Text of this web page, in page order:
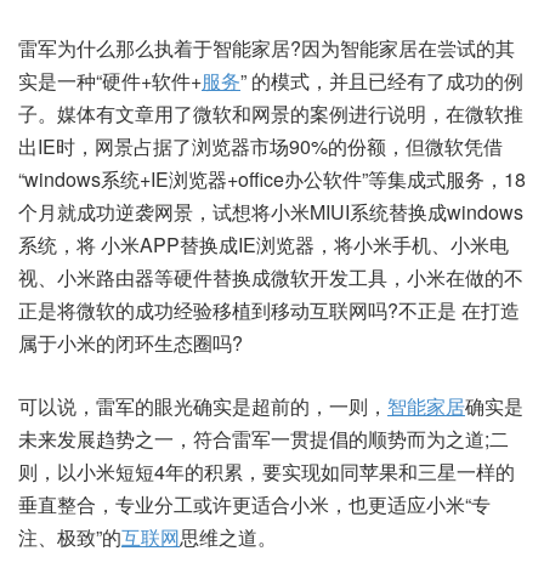
雷军为什么那么执着于智能家居?因为智能家居在尝试的其
实是一种“硬件+软件+服务” 的模式，并且已经有了成功的例
子。媒体有文章用了微软和网景的案例进行说明，在微软推
出IE时，网景占据了浏览器市场90%的份额，但微软凭借
“windows系统+IE浏览器+office办公软件”等集成式服务，18
个月就成功逆袭网景，试想将小米MIUI系统替换成windows
系统，将 小米APP替换成IE浏览器，将小米手机、小米电
视、小米路由器等硬件替换成微软开发工具，小米在做的不
正是将微软的成功经验移植到移动互联网吗?不正是 在打造
属于小米的闭环生态圈吗?
可以说，雷军的眼光确实是超前的，一则， 智能家居确实是
未来发展趋势之一，符合雷军一贯提倡的顺势而为之道;二
则，以小米短短4年的积累，要实现如同苹果和三星一样的
垂直整合，专业分工或许更适合小米，也更适应小米“专
注、极致”的互联网思维之道。